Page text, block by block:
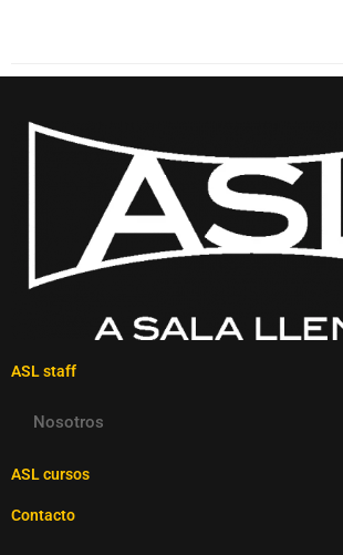
ASL staff
Nosotros
ASL cursos
Contacto